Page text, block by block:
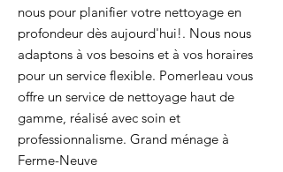
nous pour planifier votre nettoyage en
profondeur dès aujourd'hui!. Nous nous
adaptons à vos besoins et à vos horaires
pour un service flexible. Pomerleau vous
offre un service de nettoyage haut de
gamme, réalisé avec soin et
professionnalisme. Grand ménage à
Ferme-Neuve